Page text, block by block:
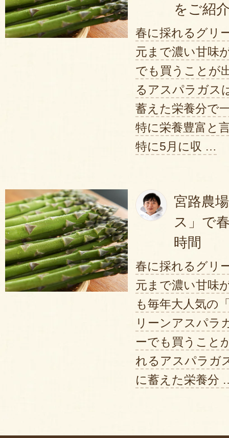
て驚きました。
生の白アスパラと表示サイズより
れて来ました。早速 おおきめの
でグリルしました。
やわらか～ あま～ 全員揃って
手に花ではなく 両手にアスパラ
た。残りは茹でと
ソーセージや野菜と炒めて食べ
太いアスパラガスがたくさん入っ
れてくださっていました。塩茹で
り甘くてとても美味しいです❣️大
2025年04月30日
何度か購入してますが、今年もみ
り美味しくいただきました。
2025年04
今年も太くてみずみずしいアスパ
ございました。私の親指の太さく
っぽく、見た目はアスパラの横綱
をご紹
春に採れるグリ
元まで濃い甘味
でも買うことが
るアスパラガス
蓄えた栄養分で
特に栄養豊富と
特に5月に収 …
宮路農
ス」で
時間
春に採れるグリ
元まで濃い甘味
も毎年大人気の
リーンアスパラ
ーでも買うこと
れるアスパラガ
に蓄えた栄養分